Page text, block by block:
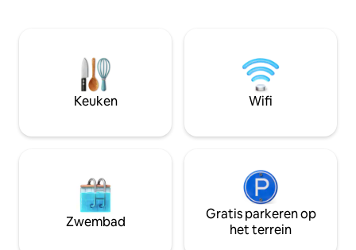
bed of worden opgesplitst in twee
eenpersoonsbedden. Villa Hoani is de
perfecte plek om echt te ontspannen en
tot rust te komen met je vrienden en
Rarotonga.
voor 4 personen
Keuken Wifi
Zwembad
Gratis parkeren op
het terrein